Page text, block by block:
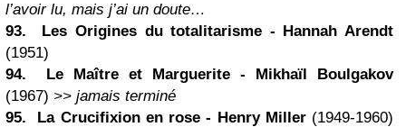
l’avoir lu, mais j’ai un doute…
93. Les Origines du totalitarisme - Hannah Arendt
(1951)
94. Le Maître et Marguerite - Mikhaïl Boulgakov
(1967) >> jamais terminé
95. La Crucifixion en rose - Henry Miller (1949-1960)